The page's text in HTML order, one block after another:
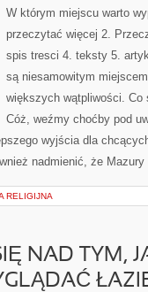
W którym miejscu warto
przeczytać więcej 2.
spis tresci 4. teksty 5.
są niesamowitym
większych wątpliwości. Co
Cóż, weźmy choćby pod
wyjścia dla
nadmienić, że
RELIGIJNA
NAD TYM,